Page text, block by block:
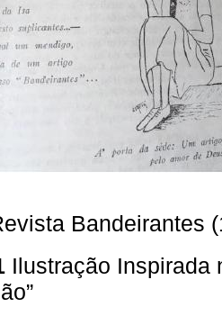
Bandeirantes
Ilustração Inspirada